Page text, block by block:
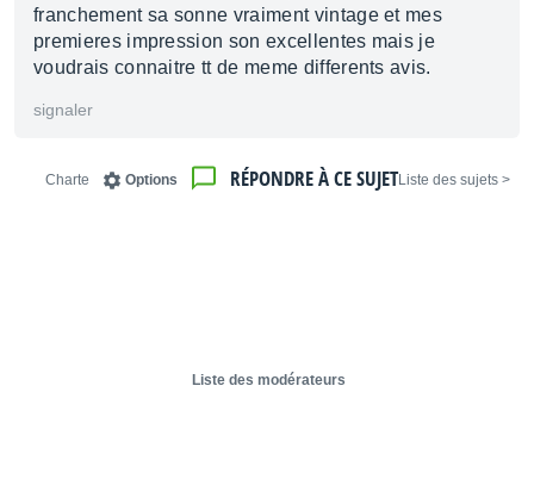
franchement sa sonne vraiment vintage et mes
premieres impression son excellentes mais je
voudrais connaitre tt de meme differents avis.
signaler
< Liste des sujets
RÉPONDRE À CE SUJET
Options
Charte
Liste des modérateurs